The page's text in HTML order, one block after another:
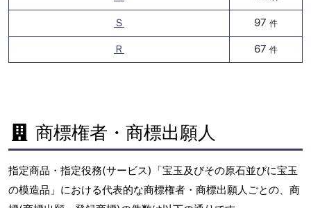
Ｓ 97 件
Ｒ 67 件
商標権者・商標出願人
指定商品・指定役務(サービス)「宝玉及びその原石並びに宝玉
の模造品」における代表的な商標権者・商標出願人ごとの、商